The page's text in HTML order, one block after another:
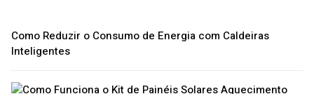
Como Reduzir o Consumo de Energia com Caldeiras
Inteligentes